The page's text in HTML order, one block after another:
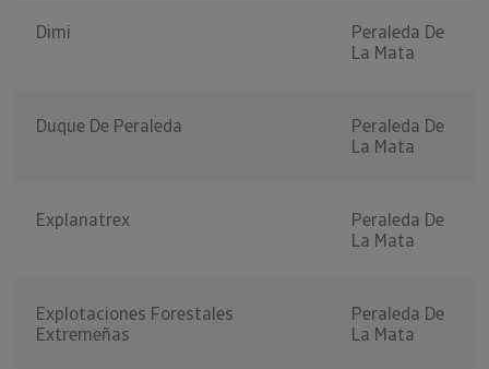
Dimi
Peraleda De
La Mata
Duque De Peraleda
Peraleda De
La Mata
Explanatrex
Peraleda De
La Mata
Explotaciones Forestales
Extremeñas
Peraleda De
La Mata